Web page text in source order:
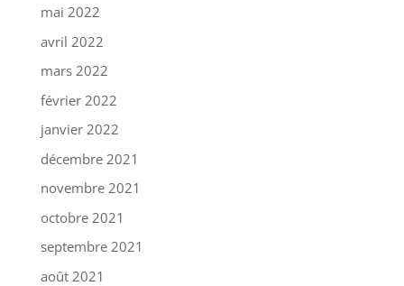
mai 2022
avril 2022
mars 2022
février 2022
janvier 2022
décembre 2021
novembre 2021
octobre 2021
septembre 2021
août 2021